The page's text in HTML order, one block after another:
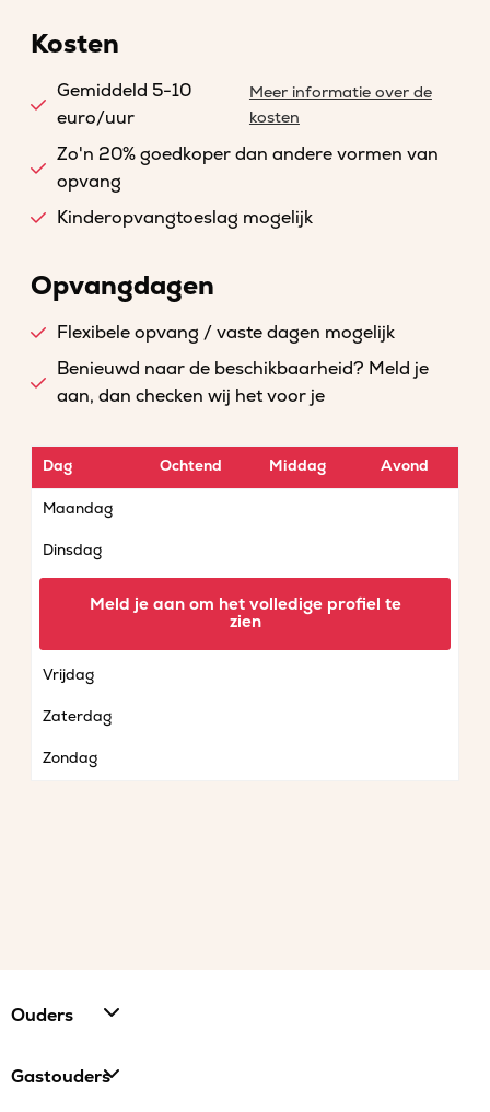
Kosten
Gemiddeld 5-10
euro/uur
Meer informatie over de
kosten
Zo'n 20% goedkoper dan andere vormen van
opvang
Kinderopvangtoeslag mogelijk
Opvangdagen
Flexibele opvang / vaste dagen mogelijk
Benieuwd naar de beschikbaarheid? Meld je
aan, dan checken wij het voor je
Dag Ochtend Middag Avond
Maandag
Dinsdag
Vrijdag
Zaterdag
Zondag
Meld je aan om het volledige profiel te
zien
Ouders
Gastouders